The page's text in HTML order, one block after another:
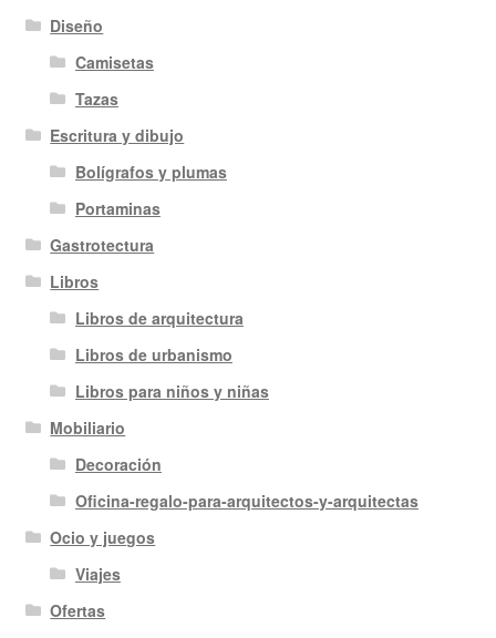
Diseño
Camisetas
Tazas
Escritura y dibujo
Bolígrafos y plumas
Portaminas
Gastrotectura
Libros
Libros de arquitectura
Libros de urbanismo
Libros para niños y niñas
Mobiliario
Decoración
Oficina-regalo-para-arquitectos-y-arquitectas
Ocio y juegos
Viajes
Ofertas